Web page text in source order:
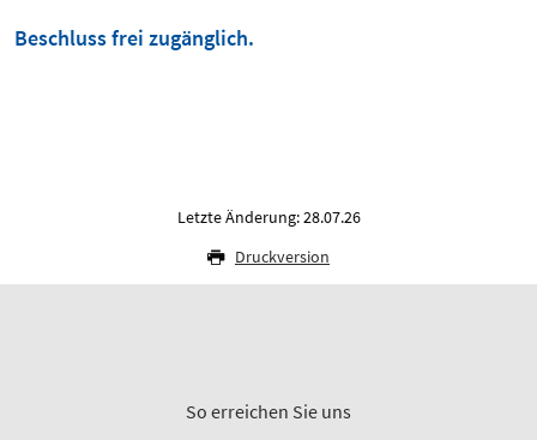
Beschluss frei zugänglich.
Letzte Änderung: 28.07.26
Druckversion
So erreichen Sie uns